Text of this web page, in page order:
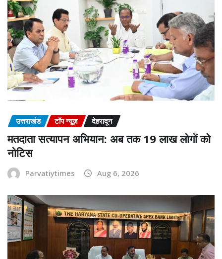
उत्तराखंड टॉप न्यूज़ देहरादून
मतदाता सत्यापन अभियान: अब तक 19 लाख लोगों को
नोटिस
Parvatiytimes Aug 6, 2026